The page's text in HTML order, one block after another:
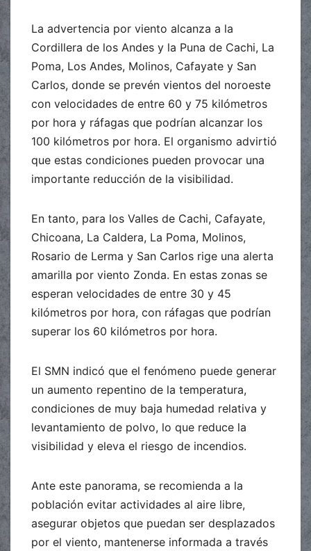
La advertencia por viento alcanza a la
Cordillera de los Andes y la Puna de Cachi, La
Poma, Los Andes, Molinos, Cafayate y San
Carlos, donde se prevén vientos del noroeste
con velocidades de entre 60 y 75 kilómetros
por hora y ráfagas que podrían alcanzar los
100 kilómetros por hora. El organismo advirtió
que estas condiciones pueden provocar una
importante reducción de la visibilidad.
En tanto, para los Valles de Cachi, Cafayate,
Chicoana, La Caldera, La Poma, Molinos,
Rosario de Lerma y San Carlos rige una alerta
amarilla por viento Zonda. En estas zonas se
esperan velocidades de entre 30 y 45
kilómetros por hora, con ráfagas que podrían
superar los 60 kilómetros por hora.
El SMN indicó que el fenómeno puede generar
un aumento repentino de la temperatura,
condiciones de muy baja humedad relativa y
levantamiento de polvo, lo que reduce la
visibilidad y eleva el riesgo de incendios.
Ante este panorama, se recomienda a la
población evitar actividades al aire libre,
asegurar objetos que puedan ser desplazados
por el viento, mantenerse informada a través